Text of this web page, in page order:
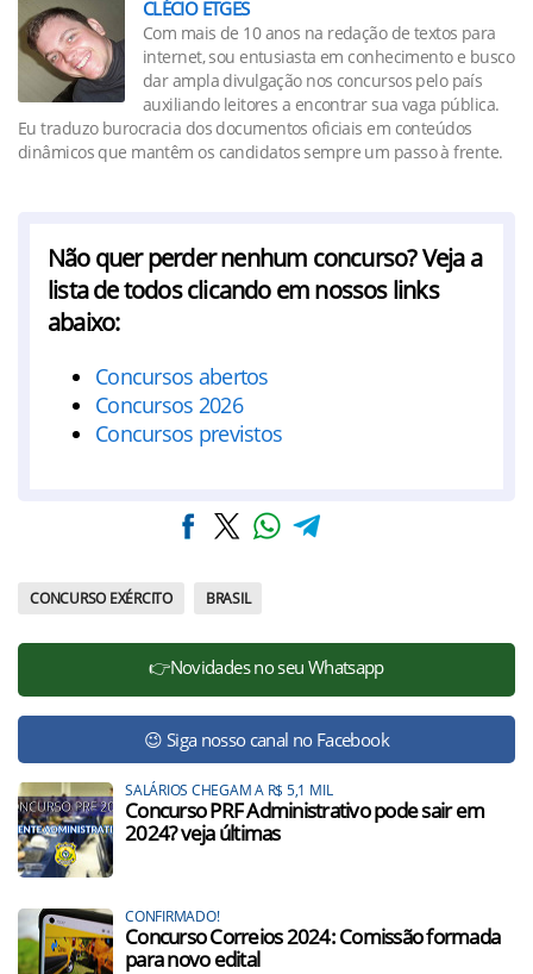
CLÉCIO ETGES
Com mais de 10 anos na redação de textos para
internet, sou entusiasta em conhecimento e busco
dar ampla divulgação nos concursos pelo país
auxiliando leitores a encontrar sua vaga pública.
Eu traduzo burocracia dos documentos oficiais em conteúdos
dinâmicos que mantêm os candidatos sempre um passo à frente.
Não quer perder nenhum concurso? Veja a
lista de todos clicando em nossos links
abaixo:
Concursos abertos
Concursos 2026
Concursos previstos
CONCURSO EXÉRCITO BRASIL
👉Novidades no seu Whatsapp
😉 Siga nosso canal no Facebook
SALÁRIOS CHEGAM A R$ 5,1 MIL
Concurso PRF Administrativo pode sair em
2024? veja últimas
CONFIRMADO!
Concurso Correios 2024: Comissão formada
para novo edital